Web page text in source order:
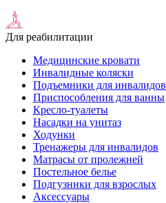
Для реабилитации
Медицинские кровати
Инвалидные коляски
Подъемники для инвалидов
Приспособления для ванны
Кресло-туалеты
Насадки на унитаз
Ходунки
Тренажеры для инвалидов
Матрасы от пролежней
Постельное белье
Подгузники для взрослых
Аксессуары